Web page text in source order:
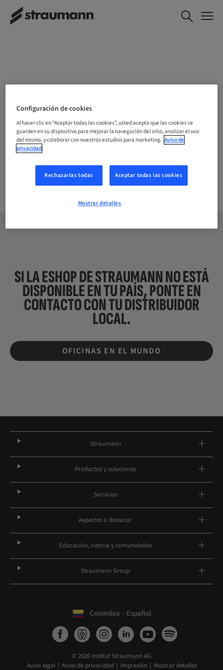
ELIJE TU UBICACIÓN
Empresa
SI LA ESHOP DE STRAUMANN NO ESTÁ
DISPONIBLE EN TU PAÍS, PONTE EN
CONTACTO CON TUDISTRIBUIDOR
LOCAL.
OFICINAS EN EL MUNDO
Straumann
Productos y soluciones
Servicios
Aspectos a destacar
Educación, ciencia y comunidades
Straumann Group
Colombia – Español
© 2026 Institut Straumann AG
Aviso legal
Aviso de privacidad Impresión Mostrar detalles
Configuración de cookies
Al hacer clic en “Aceptar todas las cookies”, usted acepta que las cookies se
guarden en su dispositivo para mejorar la navegación del sitio, analizar el uso
del mismo, y colaborar con nuestros estudios para marketing. Aviso de
privacidad
Rechazarlas todas Aceptar todas las cookies
Mostrar detalles